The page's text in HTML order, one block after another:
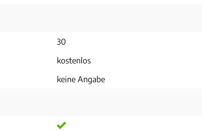
30
kostenlos
keine Angabe